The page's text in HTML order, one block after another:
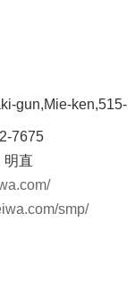
gun,Mie-ken,515-
7675
直
smp/